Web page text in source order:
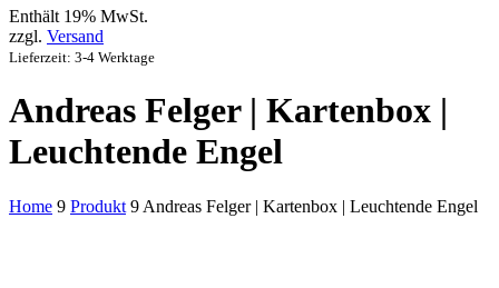
Enthält 19% MwSt.
zzgl. Versand
Lieferzeit: 3-4 Werktage
Andreas Felger | Kartenbox |
Leuchtende Engel
Home 9 Produkt 9 Andreas Felger | Kartenbox | Leuchtende Engel